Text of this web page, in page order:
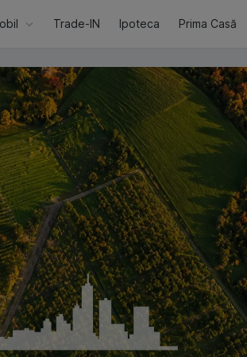
Trade-IN Ipoteca Prima Casă